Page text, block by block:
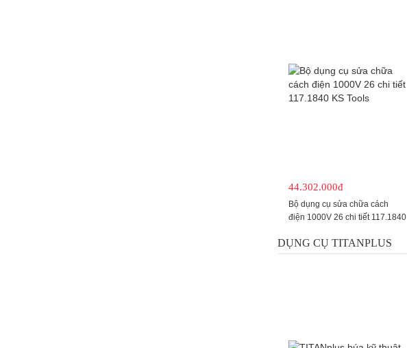
44.302.000đ
Bộ dụng cụ sửa chữa cách
điện 1000V 26 chi tiết 117.1840
DỤNG CỤ TITANPLUS